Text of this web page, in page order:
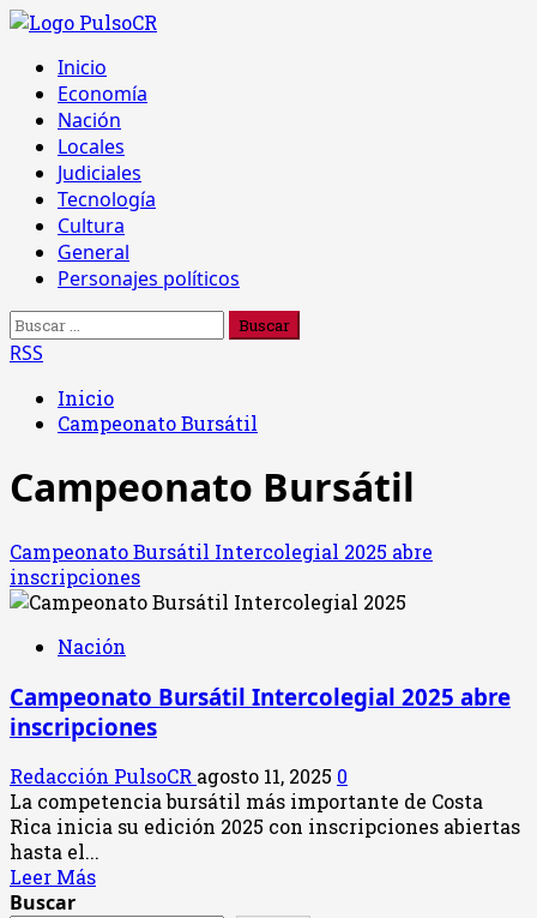
Saltar
contenido
Menú
principal
Inicio
Economía
Nación
Locales
Judiciales
Tecnología
Cultura
General
Personajes políticos
Buscar:
RSS
Inicio
Campeonato Bursátil
Campeonato Bursátil
Campeonato Bursátil Intercolegial 2025 abre
inscripciones
Nación
Campeonato Bursátil Intercolegial 2025 abre
inscripciones
Redacción PulsoCR agosto 11, 2025 0
La competencia bursátil más importante de Costa
Rica inicia su edición 2025 con inscripciones abiertas
hasta el...
Leer MásLeer
Buscar